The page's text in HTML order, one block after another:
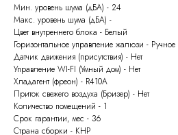
Мин. уровень шума (дБА) - 24
Макс. уровень шума (дБА) -
Цвет внутреннего блока - Белый
Горизонтальное управление жалюзи - Ручное
Датчик движения (присутствия) - Нет
Управление WI-FI (Умный дом) - Нет
Хладагент (фреон) - R410A
Приток свежего воздуха (Бризер) - Нет
Количество помещений - 1
Срок гарантии, мес - 36
Страна сборки - КНР